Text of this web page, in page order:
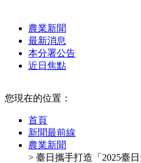
農業新聞
最新消息
本分署公告
近日焦點
您現在的位置：
首頁
新聞最前線
農業新聞
> 臺日攜手打造「2025臺